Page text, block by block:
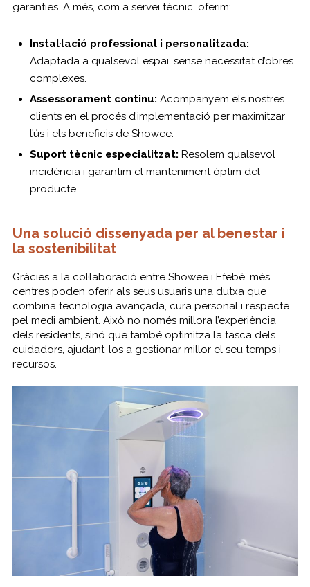
garanties. A més, com a servei tècnic, oferim:
Instal·lació professional i personalitzada:
Adaptada a qualsevol espai, sense necessitat d’obres
complexes.
Assessorament continu: Acompanyem els nostres
clients en el procés d’implementació per maximitzar
l’ús i els beneficis de Showee.
Suport tècnic especialitzat: Resolem qualsevol
incidència i garantim el manteniment òptim del
producte.
Una solució dissenyada per al benestar i
la sostenibilitat
Gràcies a la col·laboració entre Showee i Efebé, més
centres poden oferir als seus usuaris una dutxa que
combina tecnologia avançada, cura personal i respecte
pel medi ambient. Això no només millora l’experiència
dels residents, sinó que també optimitza la tasca dels
cuidadors, ajudant-los a gestionar millor el seu temps i
recursos.